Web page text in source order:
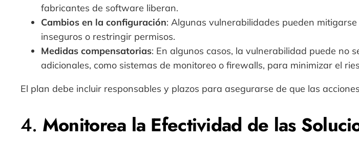
fabricantes de software liberan.
Cambios en la configuración: Algunas vulnerabilidades pueden
inseguros o restringir permisos.
Medidas compensatorias: En algunos casos, la vulnerabilidad puede no
adicionales, como sistemas de monitoreo o firewalls, para minimizar el
El plan debe incluir responsables y plazos para asegurarse de que las
4. Monitorea la Efectividad de las